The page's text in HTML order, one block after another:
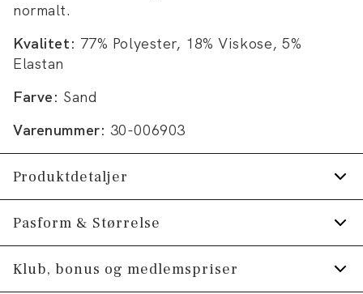
normalt.
Kvalitet: 77% Polyester, 18% Viskose, 5%
Elastan
Farve: Sand
Varenummer: 30-006903
Produktdetaljer
Bukserne har gylp med lynlås.
Fremstillet i bomuldsblend med stretch for
ekstra komfort.
Pasform & Størrelse
Fit:Slim fit
Klub, bonus og medlemspriser